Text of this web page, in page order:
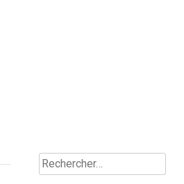
Rechercher :